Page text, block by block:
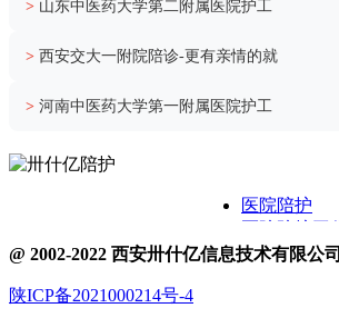
> 山东中医药大学第二附属医院护工
> 西安交大一附院陪诊-更有亲情的就
> 河南中医药大学第一附属医院护工
医院陪护
关于卅什亿
@ 2002-2022 西安卅什亿信息技术有限公司
陕ICP备2021000214号-4